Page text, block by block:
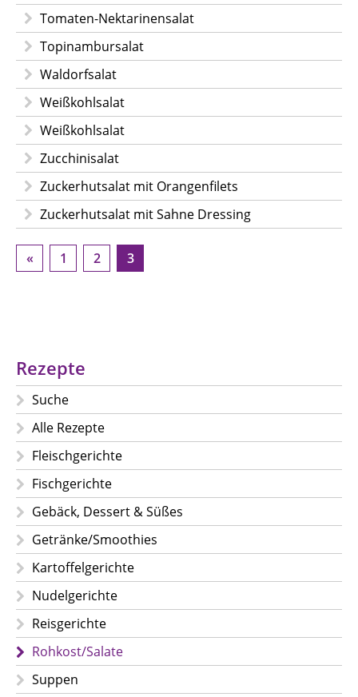
Tomaten-Nektarinensalat
Topinambursalat
Waldorfsalat
Weißkohlsalat
Weißkohlsalat
Zucchinisalat
Zuckerhutsalat mit Orangenfilets
Zuckerhutsalat mit Sahne Dressing
« 1 2 3
Rezepte
Suche
Alle Rezepte
Fleischgerichte
Fischgerichte
Gebäck, Dessert & Süßes
Getränke/Smoothies
Kartoffelgerichte
Nudelgerichte
Reisgerichte
Rohkost/Salate
Suppen